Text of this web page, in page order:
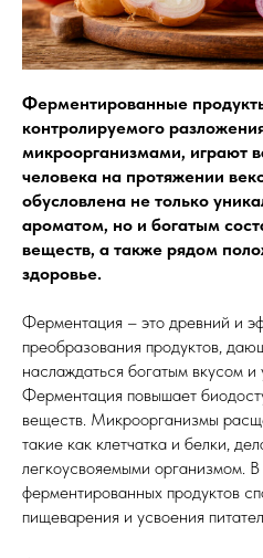
Ферментированные
контролируемого
микроорганизмами, играют
человека на протяжении
обусловлена не только
ароматом, но и богатым
веществ, а также рядом
здоровье.
Ферментация – это древний и
преобразования продуктов,
наслаждаться богатым вкусом
Ферментация повышает
веществ. Микроорганизмы
такие как клетчатка и белки,
легкоусвояемыми организмом. В
ферментированных продуктов
пищеварения и усвоения